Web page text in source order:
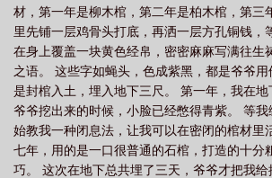
材，第一年是柳木棺，第二年是柏木棺，第
里先铺一层鸡骨头打底，再洒一层方孔铜钱，
在身上覆盖一块黄色经帛，密密麻麻写满往生
之语。 这些字如蝇头，色成紫黑，都是爷爷
是封棺入土，埋入地下三尺。 第一年，我在
爷爷挖出来的时候，小脸已经憋得青紫。 等
始教我一种闭息法，让我可以在密闭的棺材里
七年，用的是一口很普通的石棺，打造的十分
巧。 这次在地下总共埋了三天，爷爷才把我